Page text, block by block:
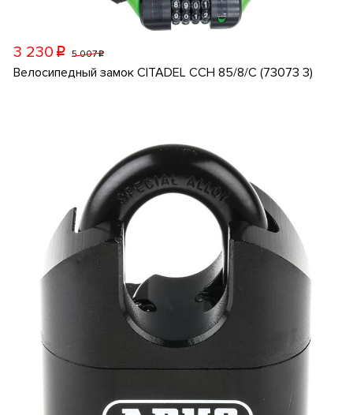
3 230 p 5 007p
Велосипедный замок CITADEL CCH 85/8/C (73073 3)